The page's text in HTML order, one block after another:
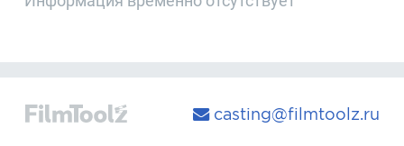
casting@filmtoolz.ru